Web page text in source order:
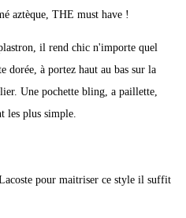
aztèque, THE must have !
il rend chic n'importe quel
dorée, à portez haut au bas sur la
Une pochette bling, a paillette,
les plus simple.
pour maitriser ce style il suffit